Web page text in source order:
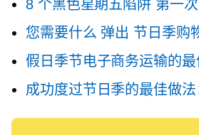
8 个黑色星期五陷阱 第一次
您需要什么 弹出 节日季购
假日季节电子商务运输的
成功度过节日季的最佳做